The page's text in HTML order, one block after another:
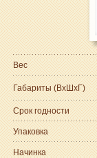
Вес
Габариты (ВxШxГ)
Срок годности
Упаковка
Начинка